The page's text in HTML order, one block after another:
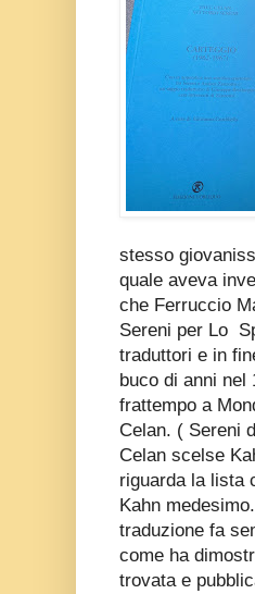
stesso
quale aveva
che Ferruccio
Sereni per Lo
traduttori e in
buco di anni nel
frattempo a
Celan. ( Sereni
Celan scelse
riguarda la lista
Kahn
traduzione fa
come ha
trovata e